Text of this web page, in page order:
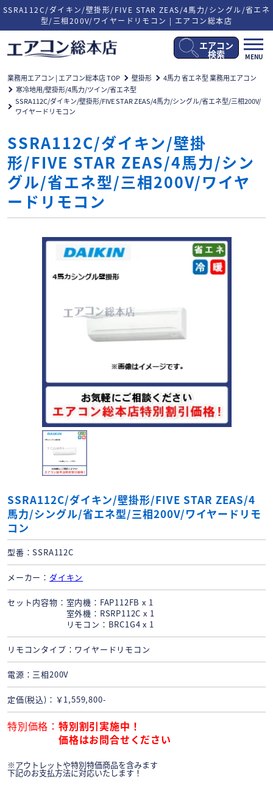
SSRA112C/ダイキン/壁掛形/FIVE STAR ZEAS/4馬力/シングル/省エネ
型/三相200V/ワイヤードリモコン | エアコン総本店
メ
ニ
ー
閉
MENU
エアコン
検索
業務用エアコン | エアコン総本店 TOP 壁掛形
4馬力 省エネ型 業務用エアコン
寒冷地用/壁掛形/4馬力/ツイン/省エネ型
SSRA112C/ダイキン/壁掛形/FIVE STAR ZEAS/4馬力/シングル/省エネ型/三相200V/
ワイヤードリモコン
SSRA112C/ダイキン/壁掛
形/FIVE STAR ZEAS/4馬力/シン
グル/省エネ型/三相200V/ワイヤ
ードリモコン
SSRA112C/ダイキン/壁掛形/FIVE STAR ZEAS/4
馬力/シングル/省エネ型/三相200V/ワイヤードリモ
コン
型番 SSRA112C
メーカー ダイキン
セット内容物
室内機：FAP112FB x 1
室外機：RSRP112C x 1
リモコン：BRC1G4 x 1
リモコンタイプ ワイヤードリモコン
電源 三相200V
定価(税込) ￥1,559,800-
特別価格
特別割引実施中！
価格はお問合せください
※アウトレットや特別特価商品を含みます
下記のお支払方法に対応いたします！